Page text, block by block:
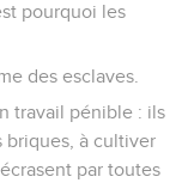
pourquoi les
des esclaves.
travail pénible : ils
briques, à cultiver
par toutes